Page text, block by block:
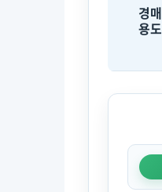
경매
용도